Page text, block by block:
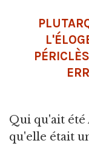
Qui qu'ait été
qu'elle était